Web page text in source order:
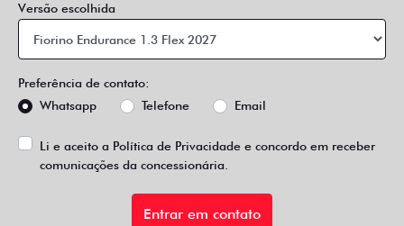
Versão escolhida
Preferência de contato:
Whatsapp
Telefone Email
Li e aceito a Política de Privacidade e concordo em receber
comunicações da concessionária.
Entrar em contato